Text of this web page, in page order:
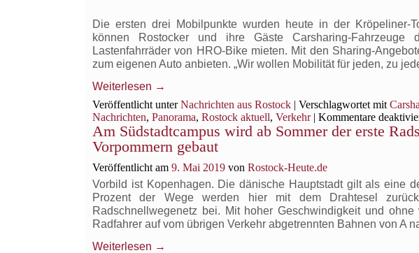
Die ersten drei Mobilpunkte wurden heute in der Kröpeliner-
können Rostocker und ihre Gäste Carsharing-
Lastenfahrräder von HRO-Bike mieten. Mit den Sharing-
zum eigenen Auto anbieten. „Wir wollen Mobilität für jeden, zu
Weiterlesen →
Veröffentlicht unter Nachrichten aus Rostock | Verschlagwortet mit
Nachrichten, Panorama, Rostock aktuell, Verkehr | Kommentare
Am Südstadtcampus wird ab Sommer der erste
Vorpommern gebaut
Veröffentlicht am 9. Mai 2019 von Rostock-Heute.de
Vorbild ist Kopenhagen. Die dänische Hauptstadt gilt als eine
Prozent der Wege werden hier mit dem Drahtesel
Radschnellwegenetz bei. Mit hoher Geschwindigkeit und
Radfahrer auf vom übrigen Verkehr abgetrennten Bahnen von A
Weiterlesen →